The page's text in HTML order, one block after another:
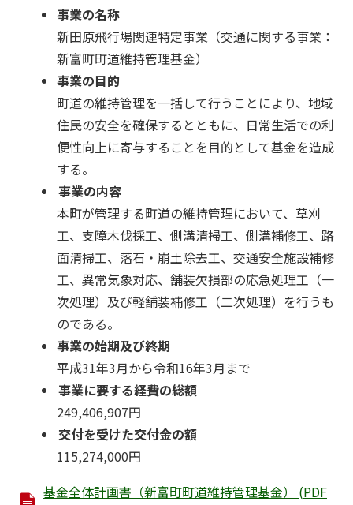
事業の名称
新田原飛行場関連特定事業（交通に関する事業：
新富町町道維持管理基金）
事業の目的
町道の維持管理を一括して行うことにより、地域
住民の安全を確保するとともに、日常生活での利
便性向上に寄与することを目的として基金を造成
する。
事業の内容
本町が管理する町道の維持管理において、草刈
工、支障木伐採工、側溝清掃工、側溝補修工、路
面清掃工、落石・崩土除去工、交通安全施設補修
工、異常気象対応、舗装欠損部の応急処理工（一
次処理）及び軽舗装補修工（二次処理）を行うも
のである。
事業の始期及び終期
平成31年3月から令和16年3月まで
事業に要する経費の総額
249,406,907円
交付を受けた交付金の額
115,274,000円
基金全体計画書（新富町町道維持管理基金） (PDF